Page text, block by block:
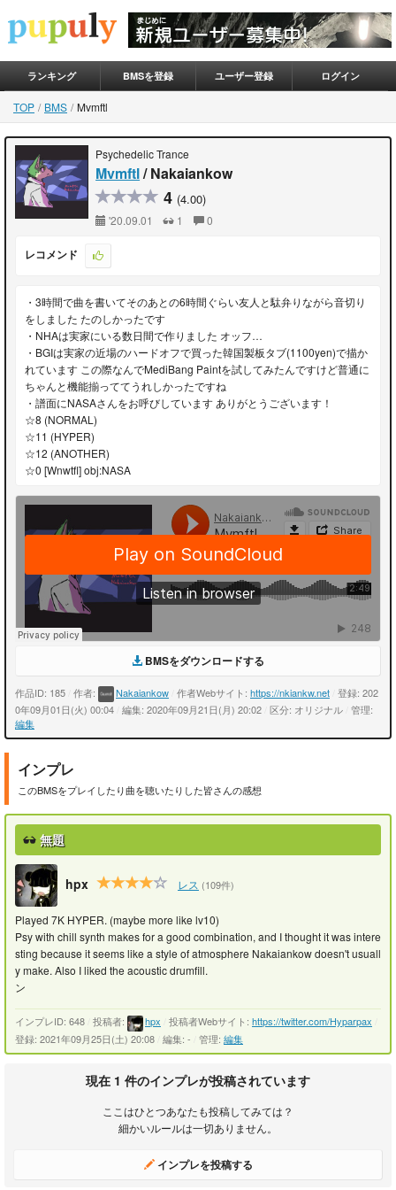
ランキング BMSを登録 ユーザー登録 ログイン
TOP BMS Mvmftl
Psychedelic Trance
Mvmftl/ Nakaiankow
4 (4.00)
'20.09.01 1 0
レコメンド
・3時間で曲を書いてそのあとの6時間ぐらい友人と駄弁りながら音切り
をしました たのしかったです
・NHAは実家にいる数日間で作りました オッフ…
・BGIは実家の近場のハードオフで買った韓国製板タブ(1100yen)で描か
れています この際なんでMediBang Paintを試してみたんですけど普通に
ちゃんと機能揃っててうれしかったですね
・譜面にNASAさんをお呼びしています ありがとうございます！
☆8 (NORMAL)
☆11 (HYPER)
☆12 (ANOTHER)
☆0 [Wnwtfl] obj:NASA
BMSをダウンロードする
作品ID: 185 作者: Nakaiankow 作者Webサイト: https://nkiankw.net 登録: 202
0年09月01日(火) 00:04 編集: 2020年09月21日(月) 20:02 区分: オリジナル 管理:
編集
インプレ
このBMSをプレイしたり曲を聴いたりした皆さんの感想
無題
hpx レス (109件)
Played 7K HYPER. (maybe more like lv10)
Psy with chill synth makes for a good combination, and I thought it was intere
sting because it seems like a style of atmosphere Nakaiankow doesn't usuall
y make. Also I liked the acoustic drumfill.
ン
インプレID: 648 投稿者: hpx 投稿者Webサイト: https://twitter.com/Hyparpax
登録: 2021年09月25日(土) 20:08 編集: - 管理: 編集
現在 1 件のインプレが投稿されています
ここはひとつあなたも投稿してみては？
細かいルールは一切ありません。
インプレを投稿する